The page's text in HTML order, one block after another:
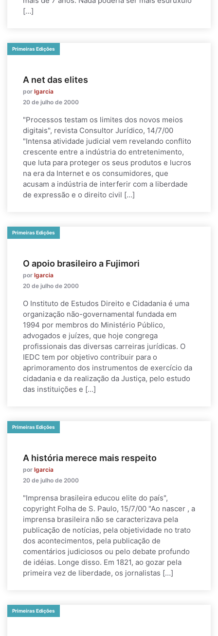
[…]
Primeiras Edições
A net das elites
por lgarcia
20 de julho de 2000
"Processos testam os limites dos novos meios
digitais", revista Consultor Jurídico, 14/7/00
"Intensa atividade judicial vem revelando conflito
crescente entre a indústria do entretenimento,
que luta para proteger os seus produtos e lucros
na era da Internet e os consumidores, que
acusam a indústria de interferir com a liberdade
de expressão e o direito civil […]
Primeiras Edições
O apoio brasileiro a Fujimori
por lgarcia
20 de julho de 2000
O Instituto de Estudos Direito e Cidadania é uma
organização não-governamental fundada em
1994 por membros do Ministério Público,
advogados e juízes, que hoje congrega
profissionais das diversas carreiras jurídicas. O
IEDC tem por objetivo contribuir para o
aprimoramento dos instrumentos de exercício da
cidadania e da realização da Justiça, pelo estudo
das instituições e […]
Primeiras Edições
A história merece mais respeito
por lgarcia
20 de julho de 2000
"Imprensa brasileira educou elite do país",
copyright Folha de S. Paulo, 15/7/00 "Ao nascer , a
imprensa brasileira não se caracterizava pela
publicação de notícias, pela objetividade no trato
dos acontecimentos, pela publicação de
comentários judiciosos ou pelo debate profundo
de idéias. Longe disso. Em 1821, ao gozar pela
primeira vez de liberdade, os jornalistas […]
Primeiras Edições